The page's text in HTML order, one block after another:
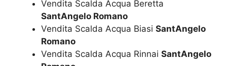
Vendita Scalda Acqua Beretta
SantAngelo Romano
Vendita Scalda Acqua Biasi SantAngelo
Romano
Vendita Scalda Acqua Rinnai SantAngelo